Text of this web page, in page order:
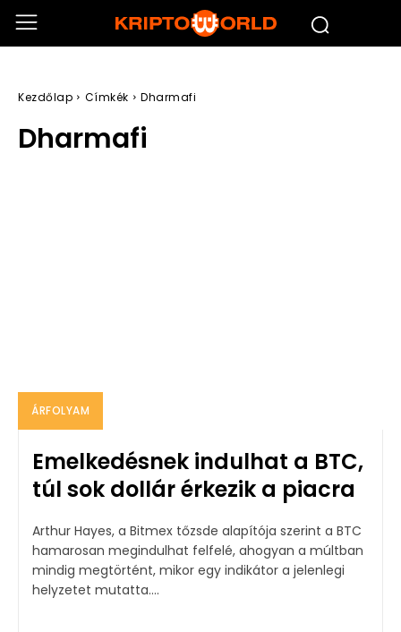
Kezdőlap Címkék Dharmafi
Dharmafi
ÁRFOLYAM
Emelkedésnek indulhat a BTC,
túl sok dollár érkezik a piacra
Arthur Hayes, a Bitmex tőzsde alapítója szerint a BTC
hamarosan megindulhat felfelé, ahogyan a múltban
mindig megtörtént, mikor egy indikátor a jelenlegi
helyzetet mutatta....